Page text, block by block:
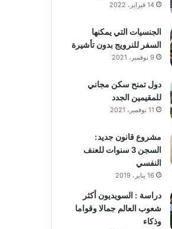
14 فبراير، 2022
الجنسيات التي يمكنها
السفر للنرويج بدون تأشيرة
9 نوفمبر، 2021
دول تمنح سكن مجاني
للمقيمين الجدد
11 نوفمبر، 2021
مشروع قانون جديد:
السجن 3 سنوات للعنف
النفسي
16 يناير، 2019
دراسة : السويديون أكثر
شعوب العالم جمالا وقواما
وذكاء